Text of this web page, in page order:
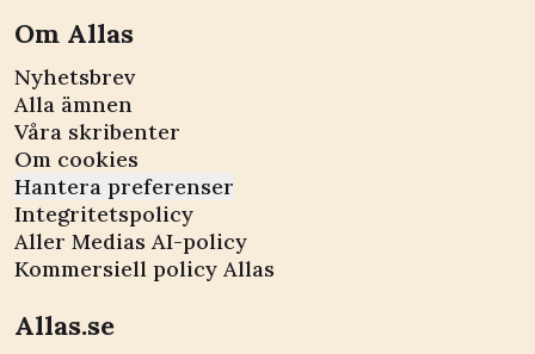
Om Allas
Nyhetsbrev
Alla ämnen
Våra skribenter
Om cookies
Hantera preferenser
Integritetspolicy
Aller Medias AI-policy
Kommersiell policy Allas
Allas.se